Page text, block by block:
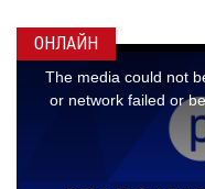
ОНЛАЙН